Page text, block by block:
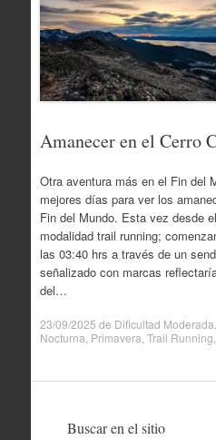
Amanecer en el Cerro
Otra aventura más en el Fin del
mejores días para ver los
Fin del Mundo. Esta vez desde
modalidad trail running;
las 03:40 hrs a través de un
señalizado con marcas
del…
23/09/2025 de Dificultad Moderada
Nocturna Primavera Trail Running
Buscar en el sitio